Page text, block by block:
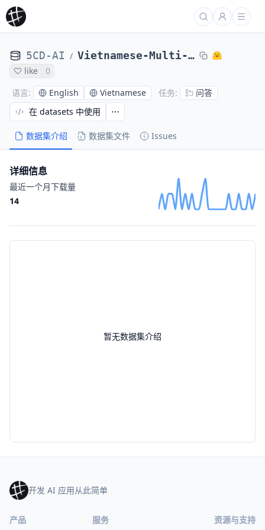
5CD-AI / Vietnamese-Multi-turn-Chat-Alpaca
like
0
语言: English Vietnamese 任务: 问答
数据集介绍 数据集文件 Issues
在 datasets 中使用
暂无数据集介绍
详细信息
最近一个月下载量
14
开发 AI 应用从此简单
产品 服务 资源与支持